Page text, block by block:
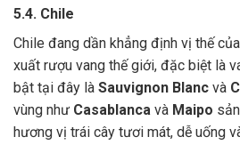
5.4. Chile
Chile đang dần khẳng định vị thế
xuất rượu vang thế giới, đặc biệt là
bật tại đây là Sauvignon Blanc và
vùng như Casablanca và Maipo
hương vị trái cây tươi mát, dễ uống